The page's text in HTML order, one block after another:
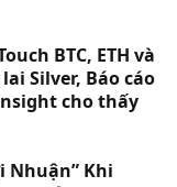
BTC, ETH và
Silver, Báo cáo
cho thấy
Nhuận” Khi